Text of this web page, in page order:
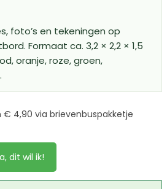
foto’s en tekeningen op
Formaat ca. 3,2 × 2,2 × 1,5
oranje, roze, groen,
€ 4,90 via brievenbuspakketje
dit wil ik!